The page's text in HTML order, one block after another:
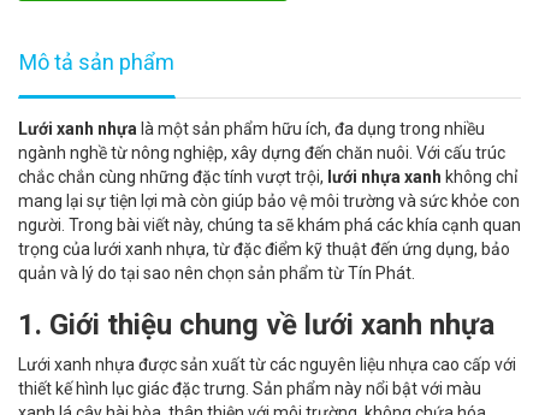
Mô tả sản phẩm
Lưới xanh nhựa là một sản phẩm hữu ích, đa dụng trong nhiều
ngành nghề từ nông nghiệp, xây dựng đến chăn nuôi. Với cấu trúc
chắc chắn cùng những đặc tính vượt trội, lưới nhựa xanh không chỉ
mang lại sự tiện lợi mà còn giúp bảo vệ môi trường và sức khỏe con
người. Trong bài viết này, chúng ta sẽ khám phá các khía cạnh quan
trọng của lưới xanh nhựa, từ đặc điểm kỹ thuật đến ứng dụng, bảo
quản và lý do tại sao nên chọn sản phẩm từ Tín Phát.
1. Giới thiệu chung về lưới xanh nhựa
Lưới xanh nhựa được sản xuất từ các nguyên liệu nhựa cao cấp với
thiết kế hình lục giác đặc trưng. Sản phẩm này nổi bật với màu